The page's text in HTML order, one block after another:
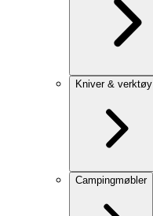
Kniver & verktøy
Campingmøbler